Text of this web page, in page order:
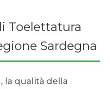
Toelettatura
Sardegna
la qualità della